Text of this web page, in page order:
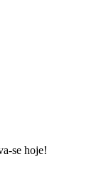
se hoje!